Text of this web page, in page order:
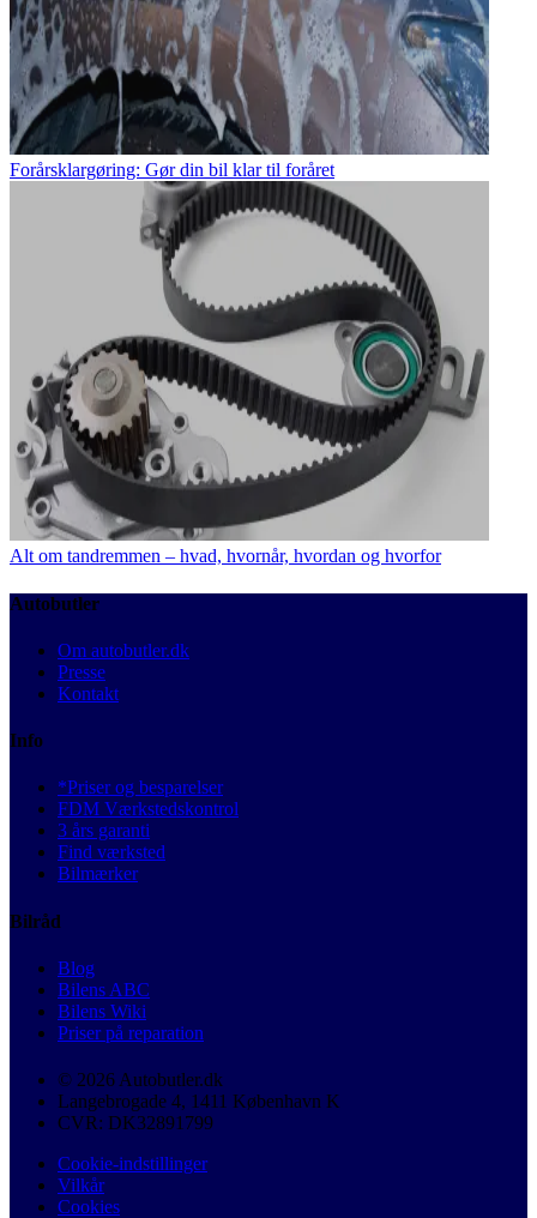
Forårsklargøring: Gør din bil klar til foråret
Alt om tandremmen – hvad, hvornår, hvordan og hvorfor
Autobutler
Om autobutler.dk
Presse
Kontakt
Info
*Priser og besparelser
FDM Værkstedskontrol
3 års garanti
Find værksted
Bilmærker
Bilråd
Blog
Bilens ABC
Bilens Wiki
Priser på reparation
© 2026 Autobutler.dk
Langebrogade 4, 1411 København K
CVR: DK32891799
Cookie-indstillinger
Vilkår
Cookies